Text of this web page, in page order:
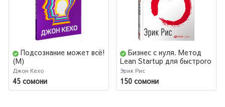
Подсознание может всё!
(М)
Джон Кехо
45 сомони
Бизнес с нуля. Метод
Lean Startup для быстрого
тестирования идей и
выбора бизнес-модели
Эрик Рис
150 сомони